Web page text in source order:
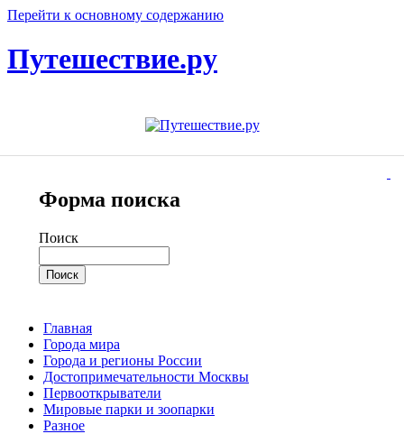
Перейти к основному содержанию
Путешествие.ру
Форма поиска
Поиск
Главная
Города мира
Города и регионы России
Достопримечательности Москвы
Первооткрыватели
Мировые парки и зоопарки
Разное